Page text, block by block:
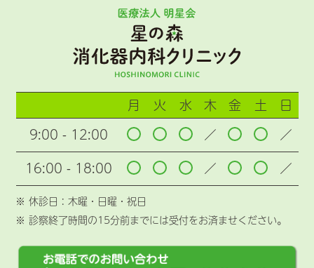
月 火 水 木 金 土
日
9:00 - 12:00
／
／
16:00 - 18:00
／ ／
※ 休診日 : 木曜・日曜・祝日
※ 診察終了時間の15分前までには受付をお済ませください。